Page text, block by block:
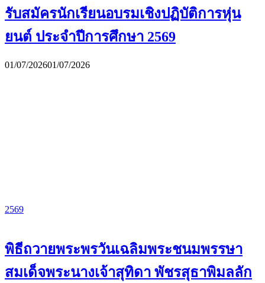
รับสมัครนักเรียนอบรมเชิงปฏิบัติการหุ่น
ยนต์ ประจำปีการศึกษา 2569
01/07/202601/07/2026
2569
พิธีถวายพระพรวันเฉลิมพระชนมพรรษา
สมเด็จพระนางเจ้าสุทิดา พัชรสุธาพิมลลัก